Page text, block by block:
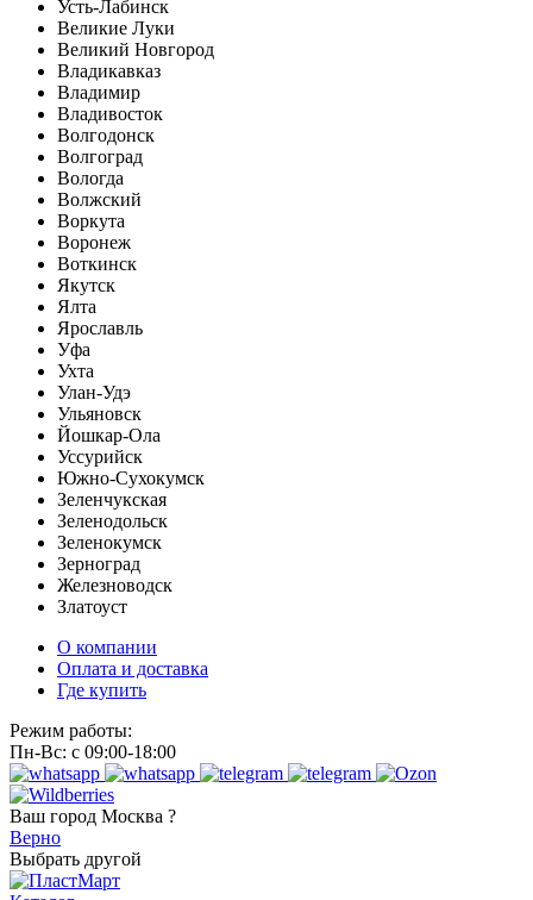
Усть-Лабинск
Великие Луки
Великий Новгород
Владикавказ
Владимир
Владивосток
Волгодонск
Волгоград
Вологда
Волжский
Воркута
Воронеж
Воткинск
Якутск
Ялта
Ярославль
Уфа
Ухта
Улан-Удэ
Ульяновск
Йошкар-Ола
Уссурийск
Южно-Сухокумск
Зеленчукская
Зеленодольск
Зеленокумск
Зерноград
Железноводск
Златоуст
О компании
Оплата и доставка
Где купить
Режим работы:
Пн-Вс: с 09:00-18:00
Ваш город Москва ?
Верно
Выбрать другой